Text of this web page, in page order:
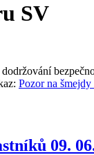
SV
Pozor na
09.